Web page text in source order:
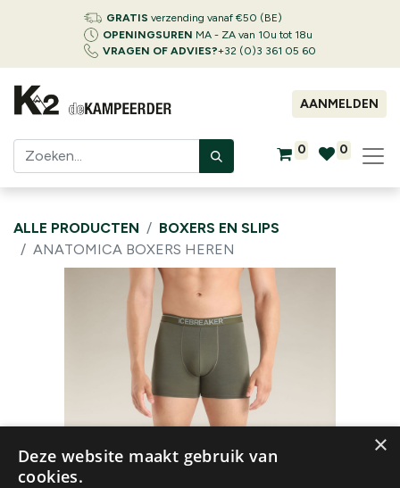
GRATIS verzending vanaf €50 (BE)
OPENINGSUREN MA - ZA van 10u tot 18u
VRAGEN OF ADVIES?+32 (0)3 361 05 60
AANMELDEN
0 0
ALLE PRODUCTEN
BOXERS EN SLIPS
ANATOMICA BOXERS HEREN
×
Deze website maakt gebruik van
cookies.